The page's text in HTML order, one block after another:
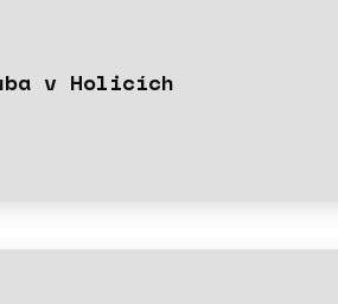
v Holicích